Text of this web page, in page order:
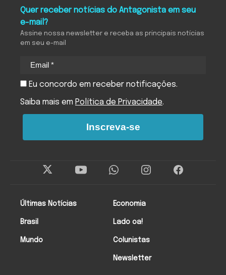
Últimas Notícias
Brasil
Mundo
Economia
Lado oa!
Colunistas
Newsletter
Quer receber notícias do Antagonista em seu
e-mail?
Assine nossa newsletter e receba as principais notícias
em seu e-mail
Eu concordo em receber notificações.
Saiba mais em Política de Privacidade.
Inscreva-se